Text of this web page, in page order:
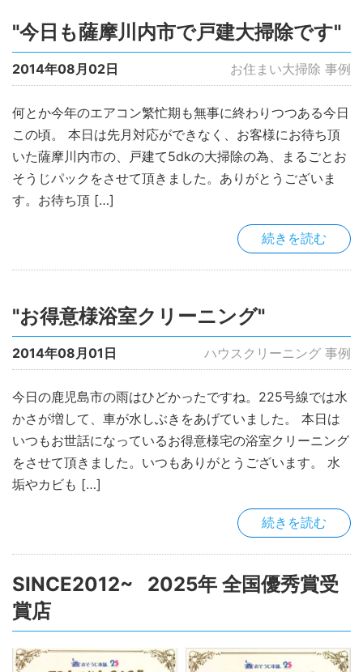
"今日も薩摩川内市で戸建大掃除です"
2014年08月02日 お住まい大掃除 事例
何とか今年のエアコン繁忙期も無事に終わりつつある今日
この頃。 本日は先月対応ができなく、お客様にお待ち頂
いた薩摩川内市の、戸建て5dkの大掃除の為、まるごとお
そうじパックをさせて頂きました。ありがとうございま
す。お待ち頂 […]
続きを読む
"お得意様浴室クリーニング"
2014年08月01日 ハウスクリーニング 事例
今日の鹿児島市の雨はひどかったですね。225号線では水
かさが増して、車が水しぶきをあげていました。 本日は
いつもお世話になっているお得意様宅の浴室クリーニング
をさせて頂きました。いつもありがとうございます。 水
垢やカビも […]
続きを読む
SINCE2012~ 2025年 全国優秀賞受
賞店